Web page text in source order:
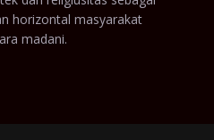
horizontal masyarakat
madani.